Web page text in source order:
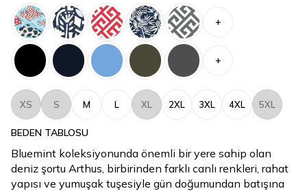
+
+
XS S M L XL 2XL 3XL 4XL 5XL
BEDEN TABLOSU
Bluemint koleksiyonunda önemli bir yere sahip olan
deniz şortu Arthus, birbirinden farklı canlı renkleri, rahat
yapısı ve yumuşak tuşesiyle gün doğumundan batışına